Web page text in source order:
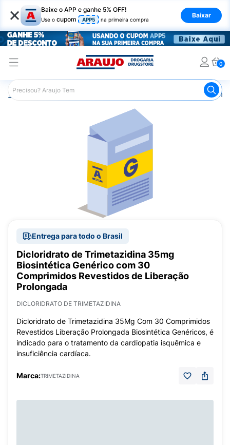
× Baixe o APP e ganhe 5% OFF!
Use o cupom APP5 na primeira compra
Baixar
0
Araujo Medicamentos
Entrega para todo o Brasil
Dicloridrato de Trimetazidina 35mg
Biosintética Genérico com 30
Comprimidos Revestidos de Liberação
Prolongada
DICLORIDRATO DE TRIMETAZIDINA
Dicloridrato de Trimetazidina 35Mg Com 30 Comprimidos
Revestidos Liberação Prolongada Biosintética Genéricos, é
indicado para o tratamento da cardiopatia isquêmica e
insuficiência cardíaca.
Marca:TRIMETAZIDINA